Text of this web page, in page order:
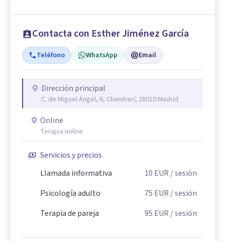
Contacta con Esther Jiménez García
Teléfono WhatsApp Email
Dirección principal
C. de Miguel Ángel, 6, Chamberí, 28010 Madrid
Online
Terapia online
Servicios y precios
Llamada informativa
10 EUR / sesión
Psicología adulto
75 EUR / sesión
Terapia de pareja
95 EUR / sesión